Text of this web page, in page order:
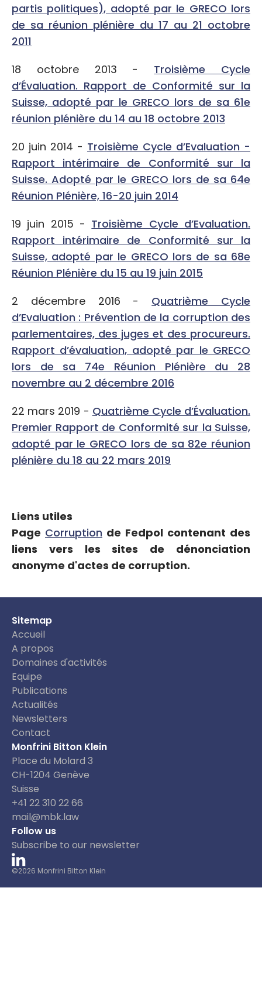
partis politiques), adopté par le GRECO lors
de sa réunion plénière du 17 au 21 octobre
2011
18 octobre 2013 - Troisième Cycle
d’Évaluation. Rapport de Conformité sur la
Suisse, adopté par le GRECO lors de sa 61e
réunion plénière du 14 au 18 octobre 2013
20 juin 2014 - Troisième Cycle d’Evaluation -
Rapport intérimaire de Conformité sur la
Suisse. Adopté par le GRECO lors de sa 64e
Réunion Plénière, 16-20 juin 2014
19 juin 2015 - Troisième Cycle d’Evaluation.
Rapport intérimaire de Conformité sur la
Suisse, adopté par le GRECO lors de sa 68e
Réunion Plénière du 15 au 19 juin 2015
2 décembre 2016 - Quatrième Cycle
d’Evaluation : Prévention de la corruption des
parlementaires, des juges et des procureurs.
Rapport d’évaluation, adopté par le GRECO
lors de sa 74e Réunion Plénière du 28
novembre au 2 décembre 2016
22 mars 2019 - Quatrième Cycle d’Évaluation.
Premier Rapport de Conformité sur la Suisse,
adopté par le GRECO lors de sa 82e réunion
plénière du 18 au 22 mars 2019
Liens utiles
Page Corruption de Fedpol contenant des
liens vers les sites de dénonciation
anonyme d'actes de corruption.
Sitemap
Accueil
A propos
Domaines d'activités
Equipe
Publications
Actualités
Newsletters
Contact
Monfrini Bitton Klein
Place du Molard 3
CH-1204 Genève
Suisse
+41 22 310 22 66
mail@mbk.law
Follow us
Subscribe to our newsletter
©2026 Monfrini Bitton Klein